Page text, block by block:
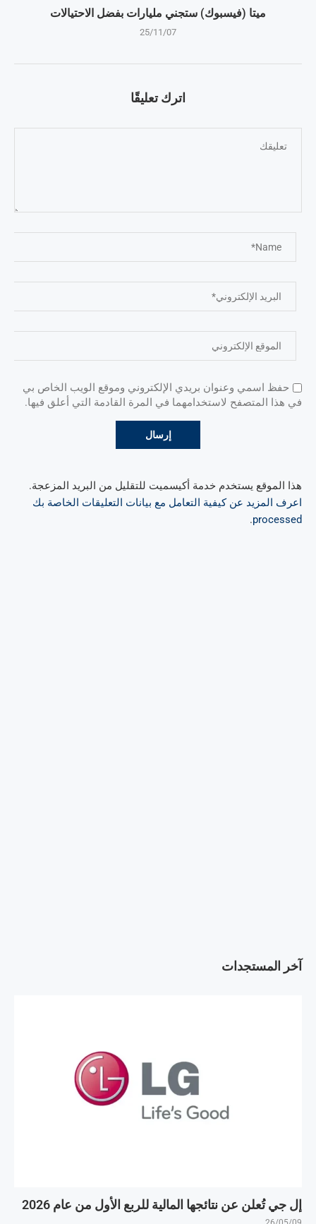
ميتا (فيسبوك) ستجني مليارات بفضل الاحتيالات
25/11/07
اترك تعليقًا
حفظ اسمي وعنوان بريدي الإلكتروني وموقع الويب الخاص بي
في هذا المتصفح لاستخدامهما في المرة القادمة التي أعلق فيها.
هذا الموقع يستخدم خدمة أكيسميت للتقليل من البريد المزعجة.
اعرف المزيد عن كيفية التعامل مع بيانات التعليقات الخاصة بك
processed
.
آخر المستجدات
إل جي تُعلن عن نتائجها المالية للربع الأول من عام 2026